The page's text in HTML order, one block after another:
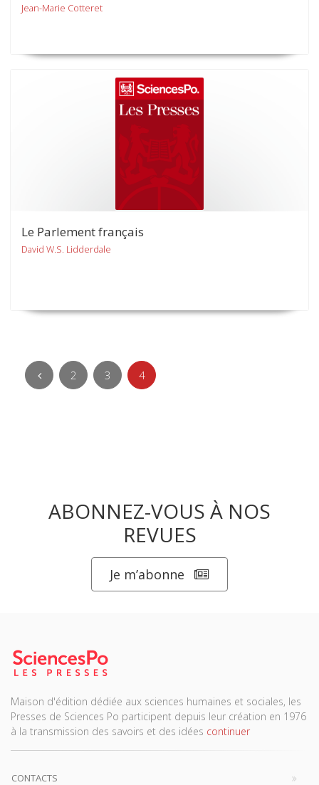
Jean-Marie Cotteret
Le Parlement français
David W.S. Lidderdale
2 3 4
ABONNEZ-VOUS À NOS
REVUES
Je m’abonne
Maison d'édition dédiée aux sciences humaines et sociales, les
Presses de Sciences Po participent depuis leur création en 1976
à la transmission des savoirs et des idées continuer
CONTACTS